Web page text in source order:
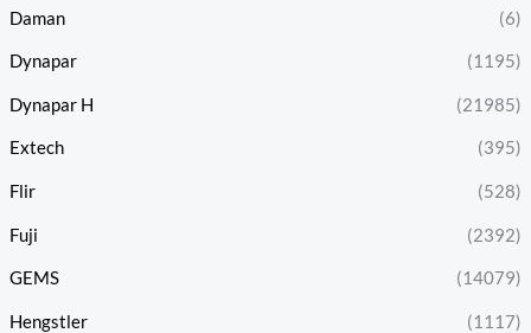
Daman (6)
Dynapar (1195)
Dynapar H (21985)
Extech (395)
Flir (528)
Fuji (2392)
GEMS (14079)
Hengstler (1117)